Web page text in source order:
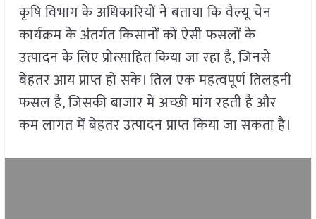
कृषि विभाग के अधिकारियों ने बताया कि वैल्यू चेन
कार्यक्रम के अंतर्गत किसानों को ऐसी फसलों के
उत्पादन के लिए प्रोत्साहित किया जा रहा है, जिनसे
बेहतर आय प्राप्त हो सके। तिल एक महत्वपूर्ण तिलहनी
फसल है, जिसकी बाजार में अच्छी मांग रहती है और
कम लागत में बेहतर उत्पादन प्राप्त किया जा सकता है।